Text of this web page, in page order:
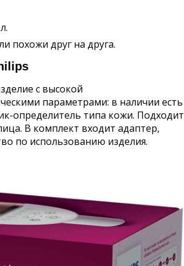
похожи друг на друга.
с высокой
параметрами: в наличии есть
определитель типа кожи. Подходит
В комплект входит адаптер,
по использованию изделия.